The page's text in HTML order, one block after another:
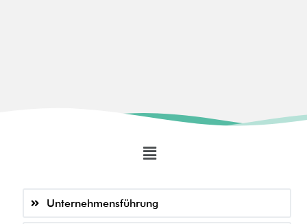
Unternehmensführung